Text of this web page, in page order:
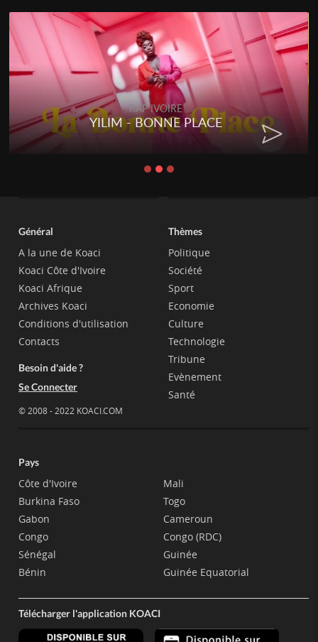
RAP IVOIRE
YILIM - BONNE PLACE
Général
A la une de Koaci
Koaci Côte d'Ivoire
Koaci Afrique
Archives Koaci
Conditions d'utilisation
Contacts
Besoin d'aide ?
Se Connecter
© 2008 - 2022 KOACI.COM
Thèmes
Politique
Société
Sport
Economie
Culture
Technologie
Tribune
Evènement
Santé
Pays
Côte d'Ivoire
Burkina Faso
Gabon
Congo
Sénégal
Bénin
Mali
Togo
Cameroun
Congo (RDC)
Guinée
Guinée Equatorial
Télécharger l'application KOACI